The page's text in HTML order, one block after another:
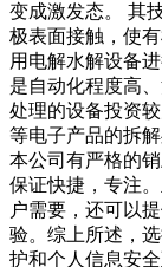
变成激发态。 其
极表面接触，使
用电解水解设备
是自动化程度高
处理的设备投资
等电子产品的拆
本公司有严格的
保证快捷，专注
户需要，还可以
验。综上所述，
护和个人信息安